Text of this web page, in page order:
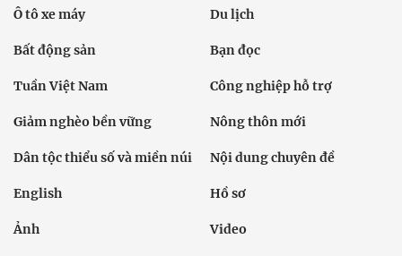
Ô tô xe máy Du lịch
Bất động sản Bạn đọc
Tuần Việt Nam Công nghiệp hỗ trợ
Giảm nghèo bền vững Nông thôn mới
Dân tộc thiểu số và miền núi Nội dung chuyên đề
English Hồ sơ
Ảnh Video